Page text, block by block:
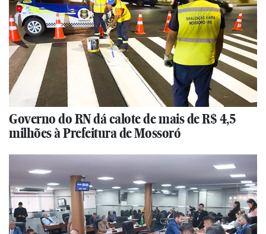
Governo do RN dá calote de mais de R$ 4,5
milhões à Prefeitura de Mossoró